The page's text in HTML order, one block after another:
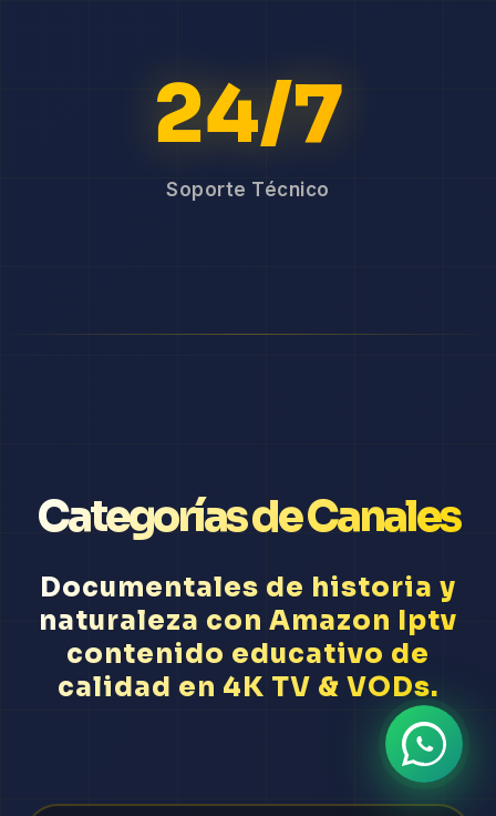
24/7
Soporte Técnico
Categorías de Canales
Documentales de historia y
naturaleza con Amazon Iptv
contenido educativo de
calidad en 4K TV & VODs.